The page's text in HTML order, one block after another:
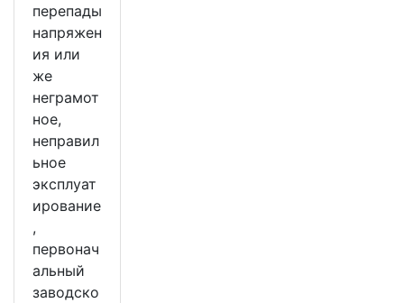
перепады
напряжен
ия или
же
неграмот
ное,
неправил
ьное
эксплуат
ирование
,
первонач
альный
заводско